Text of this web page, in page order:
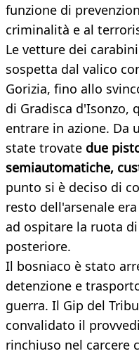
funzione di
criminalità e al
Le vetture dei
sospetta dal valico
Gorizia, fino allo
di Gradisca d'Isonzo,
entrare in azione. Da
state trovate due
semiautomatiche,
punto si è deciso di
resto dell'arsenale
ad ospitare la ruota
posteriore.
Il bosniaco è stato
detenzione e
guerra. Il Gip del
convalidato il
rinchiuso nel carcere